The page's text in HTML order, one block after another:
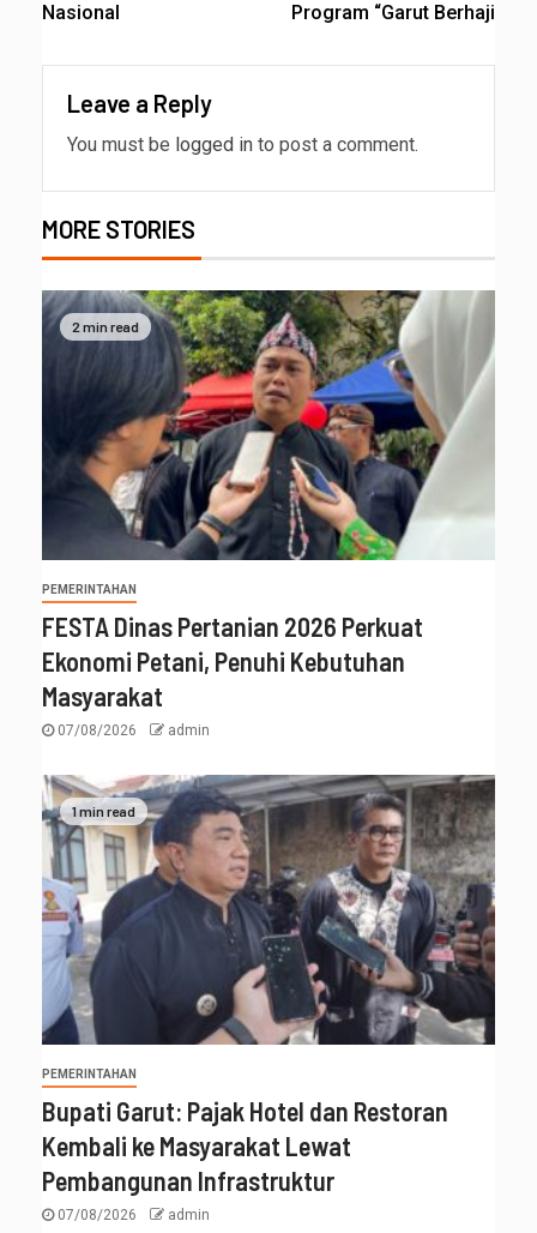
Nasional Program “Garut Berhaji
Leave a Reply
You must be logged in to post a comment.
MORE STORIES
2 min read
PEMERINTAHAN
FESTA Dinas Pertanian 2026 Perkuat
Ekonomi Petani, Penuhi Kebutuhan
Masyarakat
07/08/2026 admin
1 min read
PEMERINTAHAN
Bupati Garut: Pajak Hotel dan Restoran
Kembali ke Masyarakat Lewat
Pembangunan Infrastruktur
07/08/2026 admin